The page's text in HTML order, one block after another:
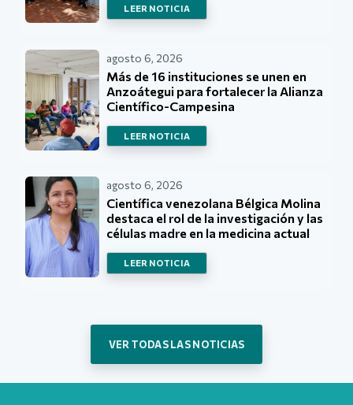
LEER NOTICIA
agosto 6, 2026
Más de 16 instituciones se unen en
Anzoátegui para fortalecer la Alianza
Científico-Campesina
LEER NOTICIA
agosto 6, 2026
Científica venezolana Bélgica Molina
destaca el rol de la investigación y las
células madre en la medicina actual
LEER NOTICIA
VER TODAS LAS NOTICIAS